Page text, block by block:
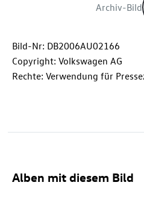
Archiv-Bild
Bild-Nr: DB2006AU02166
Copyright: Volkswagen AG
Rechte: Verwendung für
Alben mit diesem Bild